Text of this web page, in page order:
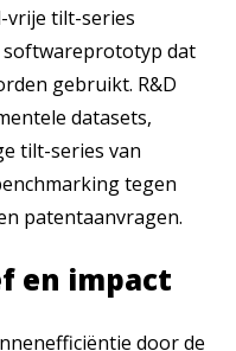
vrije tilt-series
dat
gebruikt. R&D
datasets,
tilt-series van
tegen
patentaanvragen.
en impact
door de